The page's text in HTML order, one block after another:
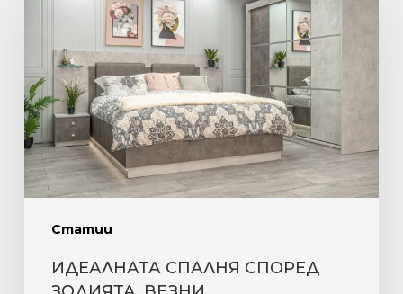
Статии
ЗОДИЯТА.
ВЕЗНИ
ИДЕАЛНАТА СПАЛНЯ СПОРЕД